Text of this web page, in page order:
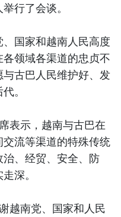
行了会谈。
国家和越南人民高度
领域各渠道的忠贞不
古巴人民维护好、发
。
表示，越南与古巴在
流等渠道的特殊传统
、经贸、安全、防
深。
越南党、国家和人民